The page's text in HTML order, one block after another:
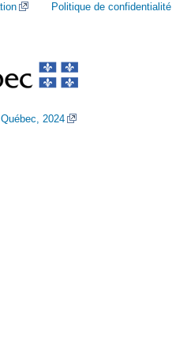
Politique de confidentialité
2024